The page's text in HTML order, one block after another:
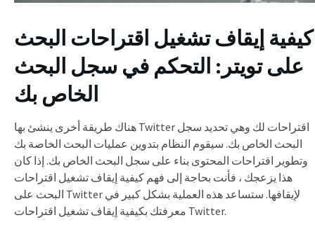
كيفية إيقاف تشغيل اقتراحات البحث
على تويتر : التحكم في سجل البحث
الخاص بك
هناك طريقة أخرى ينشئ بها Twitter اقتراحات لك وهي تحديد سجل
البحث الخاص بك. سيقوم النظام بتدوين عمليات البحث الخاصة بك
وتطوير اقتراحات المحتوى بناء على سجل البحث الخاص بك. إذا كان
هذا يزعجك ، فأنت بحاجة إلى فهم كيفية إيقاف تشغيل اقتراحات
البحث على Twitter لإيقافها. ستساعد هذه العملية بشكل كبير في
معرفتك بكيفية إيقاف تشغيل اقتراحات Twitter.